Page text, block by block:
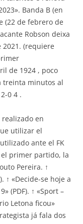
Banda B (en
(22 de febrero de
Robson deixa
(requiere
de 1924 , poco
treinta minutos al
0 4 .
realizado en
utilizar el
ante el FK
el primer partido, la
Pereira. ↑
↑ «Decide-se hoje a
(PDF). ↑ «Sport –
Letona ficou»
já fala dos